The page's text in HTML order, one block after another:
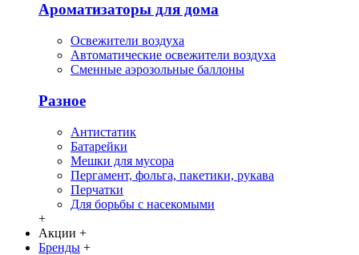
Ароматизаторы для дома
Освежители воздуха
Автоматические освежители воздуха
Сменные аэрозольные баллоны
Разное
Антистатик
Батарейки
Мешки для мусора
Пергамент, фольга, пакетики, рукава
Перчатки
Для борьбы с насекомыми
+
Акции +
Бренды +